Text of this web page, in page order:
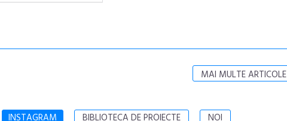
MAI MULTE ARTICOLE
INSTAGRAM BIBLIOTECA DE PROIECTE NOI